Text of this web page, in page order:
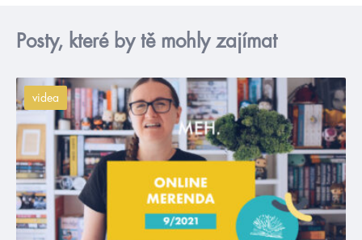
Posty, které by tě mohly zajímat
videa